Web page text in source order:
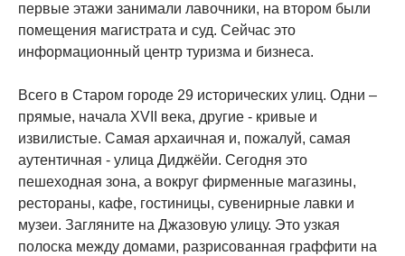
первые этажи занимали лавочники, на втором были
помещения магистрата и суд. Сейчас это
информационный центр туризма и бизнеса.
Всего в Старом городе 29 исторических улиц. Одни –
прямые, начала XVII века, другие - кривые и
извилистые. Самая архаичная и, пожалуй, самая
аутентичная - улица Диджёйи. Сегодня это
пешеходная зона, а вокруг фирменные магазины,
рестораны, кафе, гостиницы, сувенирные лавки и
музеи. Загляните на Джазовую улицу. Это узкая
полоска между домами, разрисованная граффити на